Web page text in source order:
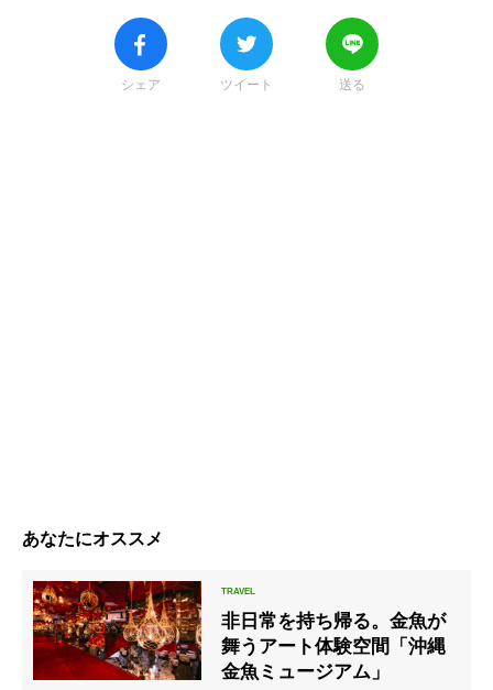
シェア ツイート 送る
あなたにオススメ
非日常を持ち帰る。金魚が
舞うアート体験空間「沖縄
金魚ミュージアム」